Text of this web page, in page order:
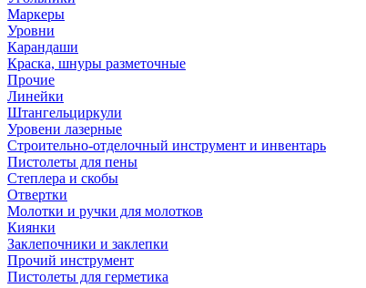
Маркеры
Уровни
Карандаши
Краска, шнуры разметочные
Прочие
Линейки
Штангельциркули
Уровени лазерные
Строительно-отделочный инструмент и инвентарь
Пистолеты для пены
Степлера и скобы
Отвертки
Молотки и ручки для молотков
Киянки
Заклепочники и заклепки
Прочий инструмент
Пистолеты для герметика